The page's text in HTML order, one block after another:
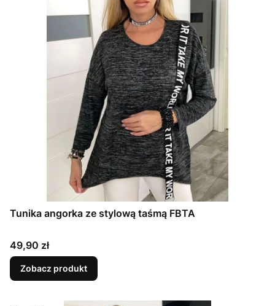
Tunika angorka ze stylową taśmą FBTA
Cena
49,90 zł
Zobacz produkt